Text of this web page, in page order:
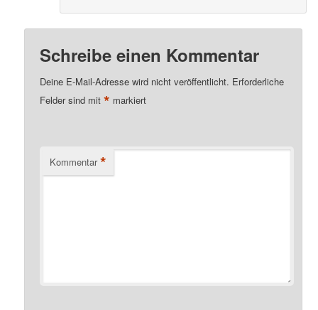
Schreibe einen Kommentar
Deine E-Mail-Adresse wird nicht veröffentlicht. Erforderliche
Felder sind mit* markiert
Kommentar *